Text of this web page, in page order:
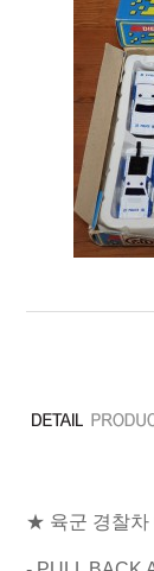
★ 육군 경찰차